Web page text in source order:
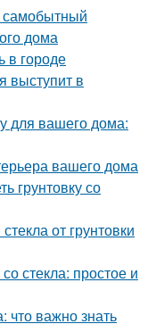
самобытный
дома
в городе
выступит в
для вашего дома:
вашего дома
грунтовку со
от грунтовки
стекла: простое и
что важно знать